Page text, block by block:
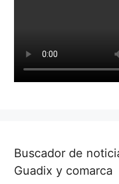
Buscador de
Guadix y comarca